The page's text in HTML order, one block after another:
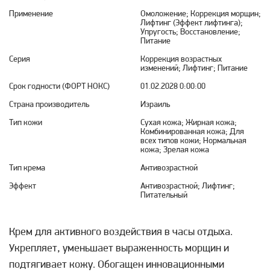
Применение
Омоложение; Коррекция морщин;
Лифтинг (Эффект лифтинга);
Упругость; Восстановление;
Питание
Серия
Коррекция возрастных
изменений; Лифтинг; Питание
Срок годности (ФОРТ НОКС)
01.02.2028 0:00:00
Страна производитель
Израиль
Тип кожи
Сухая кожа; Жирная кожа;
Комбинированная кожа; Для
всех типов кожи; Нормальная
кожа; Зрелая кожа
Тип крема
Антивозрастной
Эффект
Антивозрастной; Лифтинг;
Питательный
Крем для активного воздействия в часы отдыха.
Укрепляет, уменьшает выраженность морщин и
подтягивает кожу. Обогащен инновационными